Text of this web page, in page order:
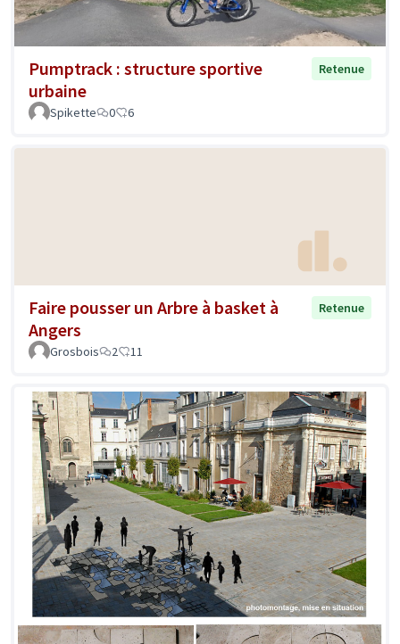
Pumptrack : structure sportive
urbaine
Retenue
Spikette 0 6
Faire pousser un Arbre à basket à
Angers
Retenue
Grosbois 2 11